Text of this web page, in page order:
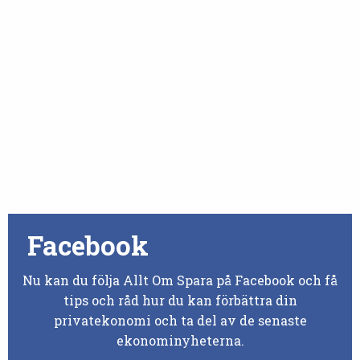
Facebook
Nu kan du följa Allt Om Spara på Facebook och få
tips och råd hur du kan förbättra din
privatekonomi och ta del av de senaste
ekonominyheterna.